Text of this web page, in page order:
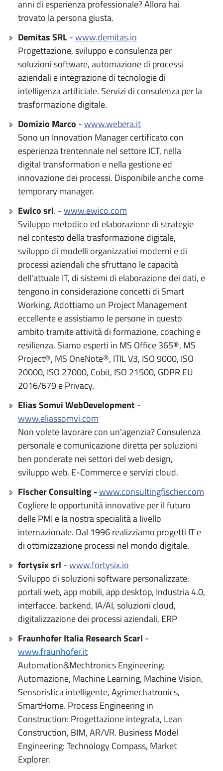
anni di esperienza professionale? Allora hai
trovato la persona giusta.
Demitas SRL-www.demitas.io
Progettazione, sviluppo e consulenza per
soluzioni software, automazione di processi
aziendali e integrazione di tecnologie di
intelligenza artificiale. Servizi di consulenza per la
trasformazione digitale.
Domizio Marco -www.webera.it
Sono un Innovation Manager certificato con
esperienza trentennale nel settore ICT, nella
digital transformation e nella gestione ed
innovazione dei processi. Disponibile anche come
temporary manager.
Ewico srl. -www.ewico.com
Sviluppo metodico ed elaborazione di strategie
nel contesto della trasformazione digitale,
sviluppo di modelli organizzativi moderni e di
processi aziendali che sfruttano le capacità
dell'attuale IT, di sistemi di elaborazione dei dati, e
tengono in considerazione concetti di Smart
Working. Adottiamo un Project Management
eccellente e assistiamo le persone in questo
ambito tramite attività di formazione, coaching e
resilienza. Siamo esperti in MS Office 365®, MS
Project®, MS OneNote®, ITIL V3, ISO 9000, ISO
20000, ISO 27000, Cobit, ISO 21500, GDPR EU
2016/679 e Privacy.
Elias Somvi WebDevelopment-
www.eliassomvi.com
Non volete lavorare con un'agenzia? Consulenza
personale e comunicazione diretta per soluzioni
ben ponderate nei settori del web design,
sviluppo web, E-Commerce e servizi cloud.
Fischer Consulting -www.consultingfischer.com
Cogliere Ie opportunità innovative per il futuro
delle PMI e Ia nostra specialità a Iivello
internazionale. Dal 1996 realizziamo progetti IT e
di ottimizzazione processi nel mondo digitale.
fortysix srl -www.fortysix.io
Sviluppo di soluzioni software personalizzate:
portali web, app mobili, app desktop, Industria 4.0,
interfacce, backend, IA/AI, soluzioni cloud,
digitalizzazione dei processi aziendali, ERP
Fraunhofer Italia Research Scarl -
www.fraunhofer.it
Automation&Mechtronics Engineering:
Automazione, Machine Learning, Machine Vision,
Sensoristica intelligente, Agrimechatronics,
SmartHome. Process Engineering in
Construction: Progettazione integrata, Lean
Construction, BIM, AR/VR. Business Model
Engineering: Technology Compass, Market
Explorer.